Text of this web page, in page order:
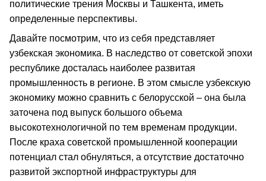
политические трения Москвы и Ташкента, иметь
определенные перспективы.
Давайте посмотрим, что из себя представляет
узбекская экономика. В наследство от советской эпохи
республике досталась наиболее развитая
промышленность в регионе. В этом смысле узбекскую
экономику можно сравнить с белорусской – она была
заточена под выпуск большого объема
высокотехнологичной по тем временам продукции.
После краха советской промышленной кооперации
потенциал стал обнуляться, а отсутствие достаточно
развитой экспортной инфраструктуры для